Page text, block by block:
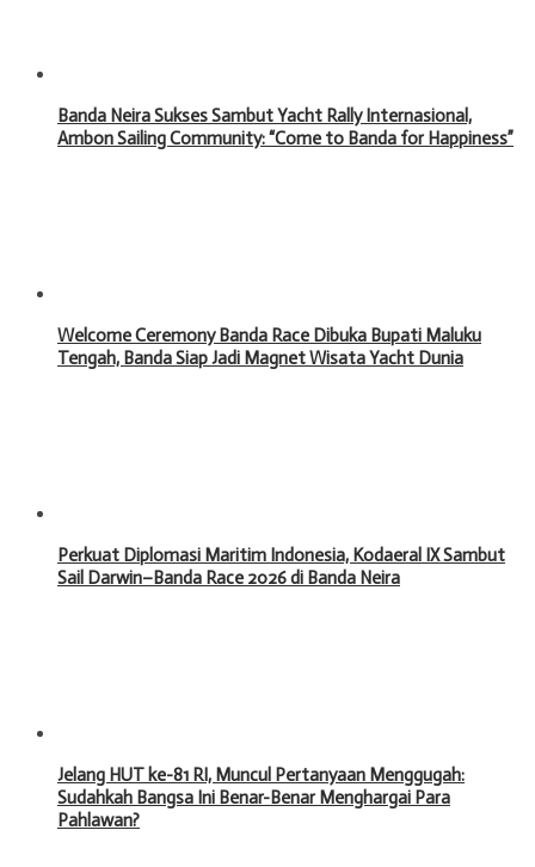
Banda Neira Sukses Sambut Yacht Rally Internasional,
Ambon Sailing Community: “Come to Banda for Happiness”
Welcome Ceremony Banda Race Dibuka Bupati Maluku
Tengah, Banda Siap Jadi Magnet Wisata Yacht Dunia
Perkuat Diplomasi Maritim Indonesia, Kodaeral IX Sambut
Sail Darwin–Banda Race 2026 di Banda Neira
Jelang HUT ke-81 RI, Muncul Pertanyaan Menggugah:
Sudahkah Bangsa Ini Benar-Benar Menghargai Para
Pahlawan?